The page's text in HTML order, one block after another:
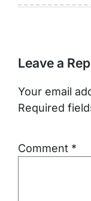
Leave a
Your email
Required
Comment *